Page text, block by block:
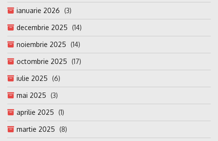
ianuarie 2026 (3)
decembrie 2025 (14)
noiembrie 2025 (14)
octombrie 2025 (17)
iulie 2025 (6)
mai 2025 (3)
aprilie 2025 (1)
martie 2025 (8)